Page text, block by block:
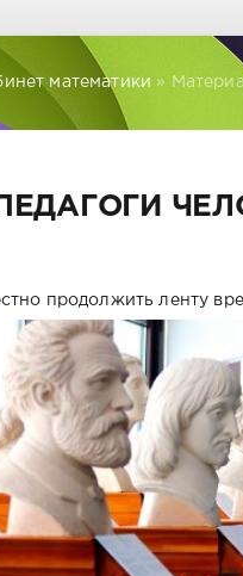
математики »
продолжить ленту